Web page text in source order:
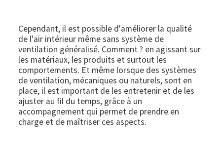
Cependant, il est possible d'améliorer la qualité
de l'air intérieur même sans système de
ventilation généralisé. Comment ? en agissant sur
les matériaux, les produits et surtout les
comportements. Et même lorsque des systèmes
de ventilation, mécaniques ou naturels, sont en
place, il est important de les entretenir et de les
ajuster au fil du temps, grâce à un
accompagnement qui permet de prendre en
charge et de maîtriser ces aspects.